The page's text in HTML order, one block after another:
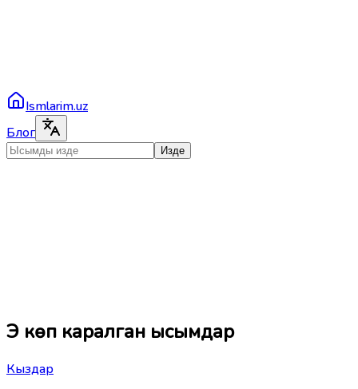
Ismlarim.uz
Блог
Изде
Эң көп каралган ысымдар
Кыздар